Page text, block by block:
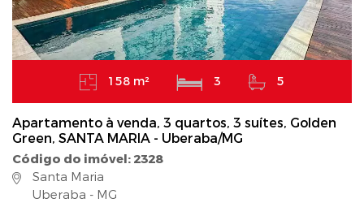
158 m² 3 5
Apartamento à venda, 3 quartos, 3 suítes, Golden
Green, SANTA MARIA - Uberaba/MG
Código do imóvel: 2328
Santa Maria
Uberaba - MG